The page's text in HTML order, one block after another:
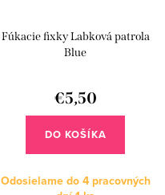
Fúkacie fixky Labková patrola
Blue
€5,50
DO KOŠÍKA
Odosielame do 4 pracovných